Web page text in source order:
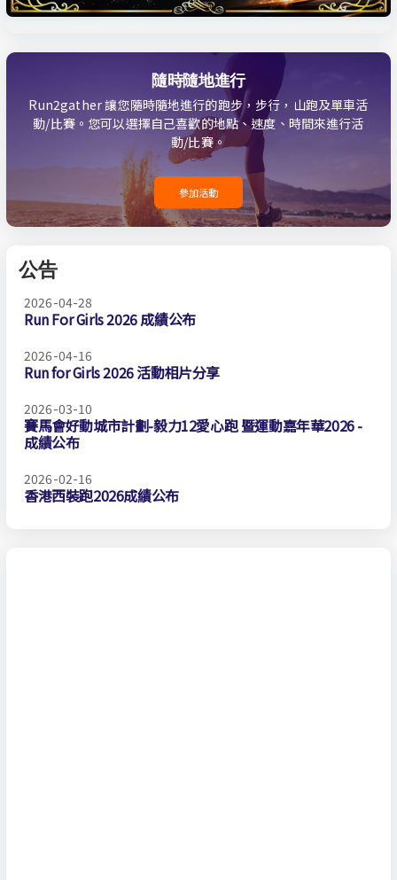
隨時隨地進行
Run2gather 讓您隨時隨地進行的跑步，步行，山跑及單車活
動/比賽。您可以選擇自己喜歡的地點、速度、時間來進行活
動/比賽。
參加活動
公告
2026-04-28
Run For Girls 2026 成績公布
2026-04-16
Run for Girls 2026 活動相片分享
2026-03-10
賽馬會好動城市計劃-毅力12愛心跑 暨運動嘉年華2026 -
成績公布
2026-02-16
香港西裝跑2026成績公布